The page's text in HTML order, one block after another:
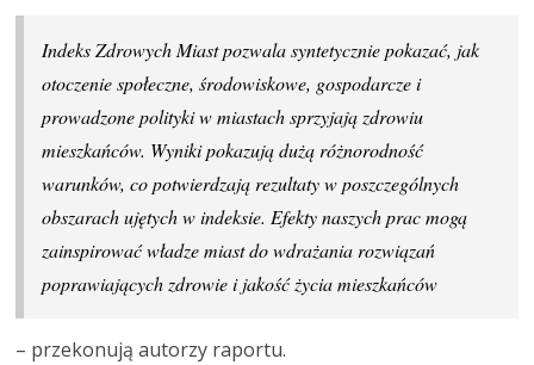
Indeks Zdrowych Miast pozwala syntetycznie pokazać, jak
otoczenie społeczne, środowiskowe, gospodarcze i
prowadzone polityki w miastach sprzyjają zdrowiu
mieszkańców. Wyniki pokazują dużą różnorodność
warunków, co potwierdzają rezultaty w poszczególnych
obszarach ujętych w indeksie. Efekty naszych prac mogą
zainspirować władze miast do wdrażania rozwiązań
poprawiających zdrowie i jakość życia mieszkańców
– przekonują autorzy raportu.